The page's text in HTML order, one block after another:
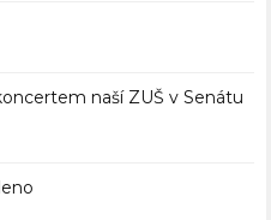
naší ZUŠ v Senátu